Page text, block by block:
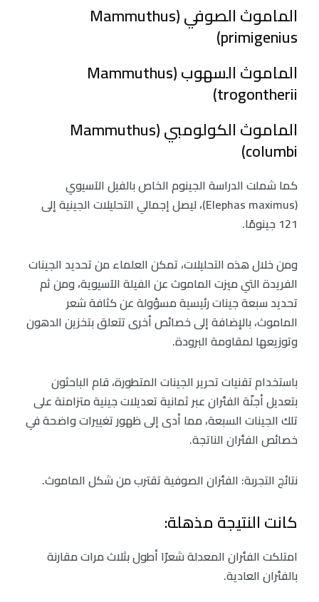
الماموث الصوفي (Mammuthus
primigenius)
الماموث السهوب (Mammuthus
trogontherii)
الماموث الكولومبي (Mammuthus
columbi)
كما شملت الدراسة الجينوم الخاص بالفيل الآسيوي
(Elephas maximus)، ليصل إجمالي التحليلات الجينية إلى
121 جينومًا.
ومن خلال هذه التحليلات، تمكن العلماء من تحديد الجينات
الفريدة التي ميزت الماموث عن الفيلة الآسيوية، ومن ثم
تحديد سبعة جينات رئيسية مسؤولة عن كثافة شعر
الماموث، بالإضافة إلى خصائص أخرى تتعلق بتخزين الدهون
وتوزيعها لمقاومة البرودة.
باستخدام تقنيات تحرير الجينات المتطورة، قام الباحثون
بتعديل أجنّة الفئران عبر ثمانية تعديلات جينية متزامنة على
تلك الجينات السبعة، مما أدى إلى ظهور تغييرات واضحة في
خصائص الفئران الناتجة.
نتائج التجربة: الفئران الصوفية تقترب من شكل الماموث.
كانت النتيجة مذهلة:
امتلكت الفئران المعدلة شعرًا أطول بثلاث مرات مقارنة
بالفئران العادية.